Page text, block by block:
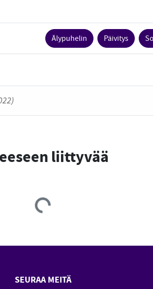
Älypuhelin Päivitys
liittyvää
Loading...
SEURAA MEITÄ